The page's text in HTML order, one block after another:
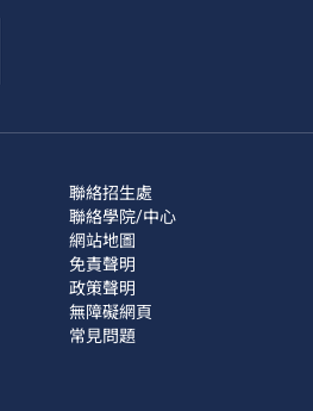
聯絡招生處
聯絡學院/中心
網站地圖
免責聲明
政策聲明
無障礙網頁
常見問題